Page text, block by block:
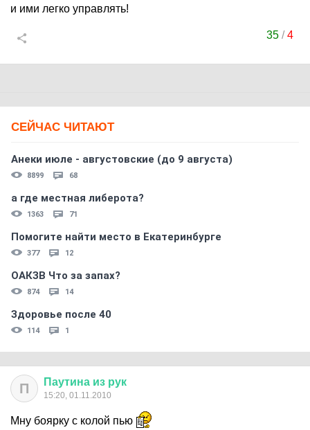
и ими легко управлять!
35 /4
СЕЙЧАС ЧИТАЮТ
Анеки июле - августовские (до 9 августа)
8899 68
а где местная либерота?
1363 71
Помогите найти место в Екатеринбурге
377 12
ОАКЗВ Что за запах?
874 14
Здоровье после 40
114 1
П Паутина из рук
15:20, 01.11.2010
Мну боярку с колой пью